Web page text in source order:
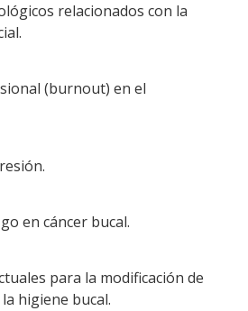
relacionados con la
(burnout) en el
en cáncer bucal.
para la modificación de
higiene bucal.